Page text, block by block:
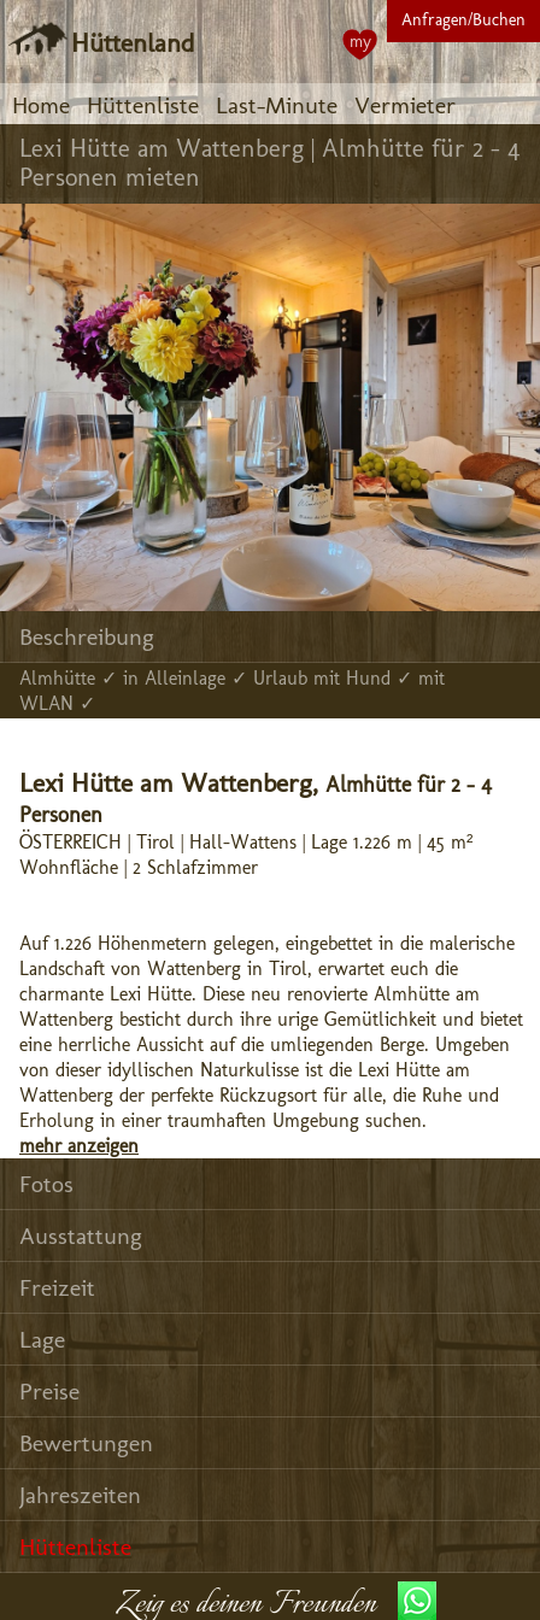
Hüttenland
Home Hüttenliste Last-Minute Vermieter
Anfragen/Buchen
my
Lexi Hütte am Wattenberg | Almhütte für 2 - 4
Personen mieten
Beschreibung
Almhütte ✓ in Alleinlage ✓ Urlaub mit Hund ✓ mit
WLAN ✓
Lexi Hütte am Wattenberg, Almhütte für 2 - 4
Personen
ÖSTERREICH | Tirol | Hall-Wattens | Lage 1.226 m | 45 m²
Wohnfläche | 2 Schlafzimmer
Auf 1.226 Höhenmetern gelegen, eingebettet in die malerische
Landschaft von Wattenberg in Tirol, erwartet euch die
charmante Lexi Hütte. Diese neu renovierte Almhütte am
Wattenberg besticht durch ihre urige Gemütlichkeit und bietet
eine herrliche Aussicht auf die umliegenden Berge. Umgeben
von dieser idyllischen Naturkulisse ist die Lexi Hütte am
Wattenberg der perfekte Rückzugsort für alle, die Ruhe und
Erholung in einer traumhaften Umgebung suchen.
mehr anzeigen
Fotos
Ausstattung
Freizeit
Lage
Preise
Bewertungen
Jahreszeiten
Hüttenliste
Zeig es deinen Freunden